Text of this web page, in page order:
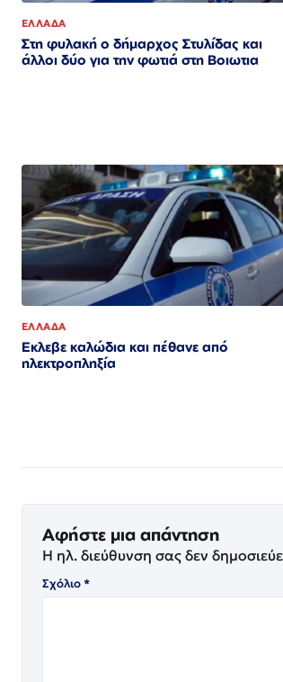
ΕΛΛΑΔΑ
Στη φυλακή ο δήμαρχος Στυλίδας και
άλλοι δύο για την φωτιά στη Βοιωτια
ΕΛΛΑΔΑ
Εκλεβε καλώδια και πέθανε από
ηλεκτροπληξία
Αφήστε μια απάντηση
Η ηλ. διεύθυνση σας δεν
Σχόλιο*